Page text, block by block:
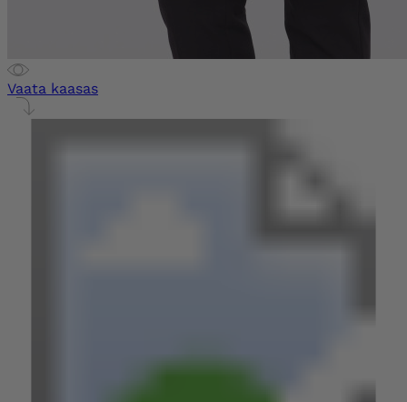
Vaata kaasas